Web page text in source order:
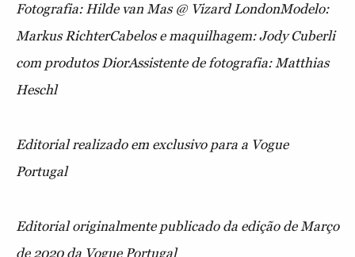
Fotografia: Hilde van Mas @ Vizard LondonModelo:
Markus RichterCabelos e maquilhagem: Jody Cuberli
com produtos DiorAssistente de fotografia: Matthias
Heschl
Editorial realizado em exclusivo para a Vogue
Portugal
Editorial originalmente publicado da edição de Março
de 2020 da Vogue Portugal